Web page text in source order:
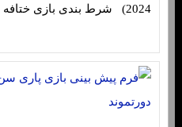
2024) شرط بندی بازی ختافه و اتلتیک بیلبائو (لالیگا…